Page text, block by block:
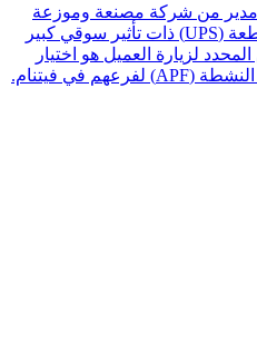
زار شركتنا مدير من شركة مصنعة وموزعة
لأنظمة إمداد الطاقة غير المنقطعة (UPS) ذات تأثير سوقي كبير
لزيارة العميل هو اختيار
مورد مؤهل لمرشحات الطاقة النشطة (APF) لفرعهم في فيتنام.